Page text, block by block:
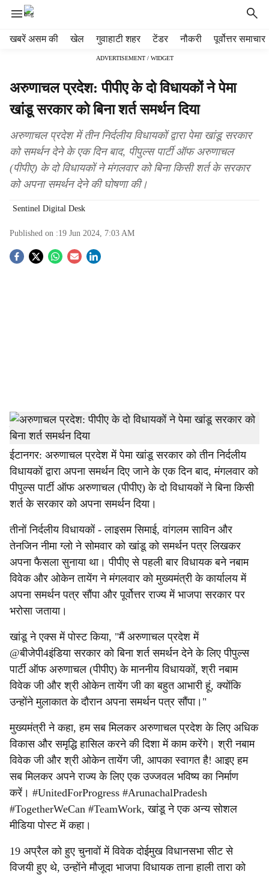
खबरें असम की खेल गुवाहाटी शहर टेंडर नौकरी पूर्वोत्तर समाचार
ADVERTISEMENT / WIDGET
अरुणाचल प्रदेश: पीपीए के दो विधायकों ने पेमा
खांडू सरकार को बिना शर्त समर्थन दिया
अरुणाचल प्रदेश में तीन निर्दलीय विधायकों द्वारा पेमा खांडू सरकार
को समर्थन देने के एक दिन बाद, पीपुल्स पार्टी ऑफ अरुणाचल
(पीपीए) के दो विधायकों ने मंगलवार को बिना किसी शर्त के सरकार
को अपना समर्थन देने की घोषणा की।
Sentinel Digital Desk
Published on :19 Jun 2024, 7:03 AM
S
h
a
r
e
हमारे संवाददाता
ईटानगर: अरुणाचल प्रदेश में पेमा खांडू सरकार को तीन निर्दलीय
विधायकों द्वारा अपना समर्थन दिए जाने के एक दिन बाद, मंगलवार को
पीपुल्स पार्टी ऑफ अरुणाचल (पीपीए) के दो विधायकों ने बिना किसी
शर्त के सरकार को अपना समर्थन दिया।
तीनों निर्दलीय विधायकों - लाइसम सिमाई, वांगलम साविन और
तेनजिन नीमा ग्लो ने सोमवार को खांडू को समर्थन पत्र लिखकर
अपना फैसला सुनाया था। पीपीए से पहली बार विधायक बने नबाम
विवेक और ओकेन तायेंग ने मंगलवार को मुख्यमंत्री के कार्यालय में
अपना समर्थन पत्र सौंपा और पूर्वोत्तर राज्य में भाजपा सरकार पर
भरोसा जताया।
खांडू ने एक्स में पोस्ट किया, "मैं अरुणाचल प्रदेश में
@बीजेपी4इंडिया सरकार को बिना शर्त समर्थन देने के लिए पीपुल्स
पार्टी ऑफ अरुणाचल (पीपीए) के माननीय विधायकों, श्री नबाम
विवेक जी और श्री ओकेन तायेंग जी का बहुत आभारी हूं, क्योंकि
उन्होंने मुलाकात के दौरान अपना समर्थन पत्र सौंपा।"
मुख्यमंत्री ने कहा, हम सब मिलकर अरुणाचल प्रदेश के लिए अधिक
विकास और समृद्धि हासिल करने की दिशा में काम करेंगे। श्री नबाम
विवेक जी और श्री ओकेन तायेंग जी, आपका स्वागत है! आइए हम
सब मिलकर अपने राज्य के लिए एक उज्जवल भविष्य का निर्माण
करें। #UnitedForProgress #ArunachalPradesh
#TogetherWeCan #TeamWork, खांडू ने एक अन्य सोशल
मीडिया पोस्ट में कहा।
19 अप्रैल को हुए चुनावों में विवेक दोईमुख विधानसभा सीट से
विजयी हुए थे, उन्होंने मौजूदा भाजपा विधायक ताना हाली तारा को